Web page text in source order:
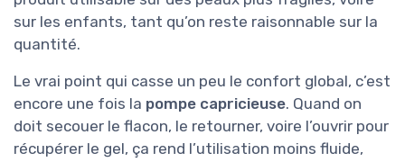
sur les enfants, tant qu’on reste raisonnable sur la
quantité.
Le vrai point qui casse un peu le confort global, c’est
encore une fois la pompe capricieuse. Quand on
doit secouer le flacon, le retourner, voire l’ouvrir pour
récupérer le gel, ça rend l’utilisation moins fluide,